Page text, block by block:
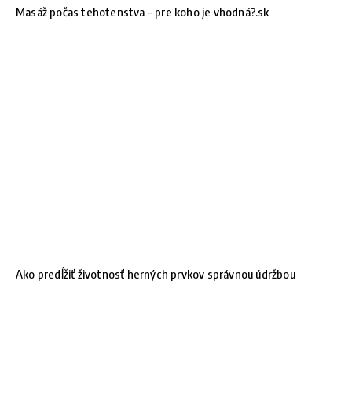
Masáž počas tehotenstva – pre koho je vhodná?.sk
Ako predĺžiť životnosť herných prvkov správnou údržbou